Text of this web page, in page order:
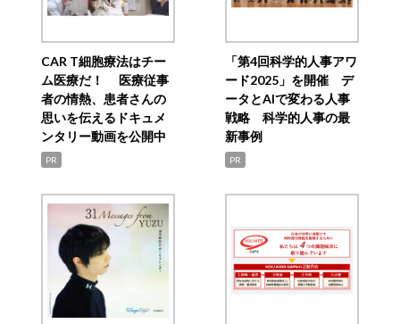
CAR T細胞療法はチー
ム医療だ！ 医療従事
者の情熱、患者さんの
思いを伝えるドキュメ
ンタリー動画を公開中
PR
「第4回科学的人事アワ
ード2025」を開催 デ
ータとAIで変わる人事
戦略 科学的人事の最
新事例
PR